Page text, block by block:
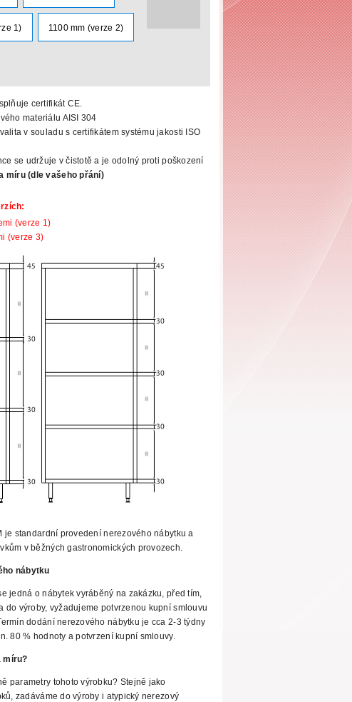
1) 1100 mm (verze 2)
certifikát CE.
materiálu AISI 304
v souladu s certifikátem systému jakosti ISO
se udržuje v čistotě a je odolný proti poškození
míru (dle vašeho přání)
(verze 1)
(verze 3)
je standardní provedení nerezového nábytku a
v běžných gastronomických provozech.
nábytku
jedná o nábytek vyráběný na zakázku, před tím,
do výroby, vyžadujeme potvrzenou kupní smlouvu
dodání nerezového nábytku je cca 2-3 týdny
80 % hodnoty a potvrzení kupní smlouvy.
míru?
parametry tohoto výrobku? Stejně jako
zadáváme do výroby i atypický nerezový